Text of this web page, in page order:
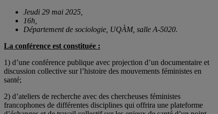
Jeudi 29 mai 2025,
16h,
Département de sociologie, UQÀM, salle A-5020.
La conférence est constituée :
1) d’une conférence publique avec projection d’un documentaire et
discussion collective sur l’histoire des mouvements féministes en
santé;
2) d’ateliers de recherche avec des chercheuses féministes
francophones de différentes disciplines qui offrira une plateforme